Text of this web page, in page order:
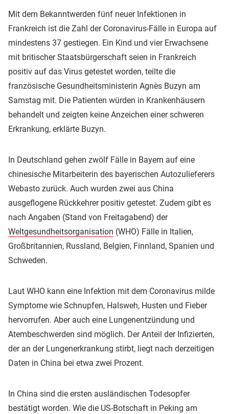
Mit dem Bekanntwerden fünf neuer Infektionen in
Frankreich ist die Zahl der Coronavirus-Fälle in Europa auf
mindestens 37 gestiegen. Ein Kind und vier Erwachsene
mit britischer Staatsbürgerschaft seien in Frankreich
positiv auf das Virus getestet worden, teilte die
französische Gesundheitsministerin Agnès Buzyn am
Samstag mit. Die Patienten würden in Krankenhäusern
behandelt und zeigten keine Anzeichen einer schweren
Erkrankung, erklärte Buzyn.
In Deutschland gehen zwölf Fälle in Bayern auf eine
chinesische Mitarbeiterin des bayerischen Autozulieferers
Webasto zurück. Auch wurden zwei aus China
ausgeflogene Rückkehrer positiv getestet. Zudem gibt es
nach Angaben (Stand von Freitagabend) der
Weltgesundheitsorganisation (WHO) Fälle in Italien,
Großbritannien, Russland, Belgien, Finnland, Spanien und
Schweden.
Laut WHO kann eine Infektion mit dem Coronavirus milde
Symptome wie Schnupfen, Halsweh, Husten und Fieber
hervorrufen. Aber auch eine Lungenentzündung und
Atembeschwerden sind möglich. Der Anteil der Infizierten,
der an der Lungenerkrankung stirbt, liegt nach derzeitigen
Daten in China bei etwa zwei Prozent.
In China sind die ersten ausländischen Todesopfer
bestätigt worden. Wie die US-Botschaft in Peking am